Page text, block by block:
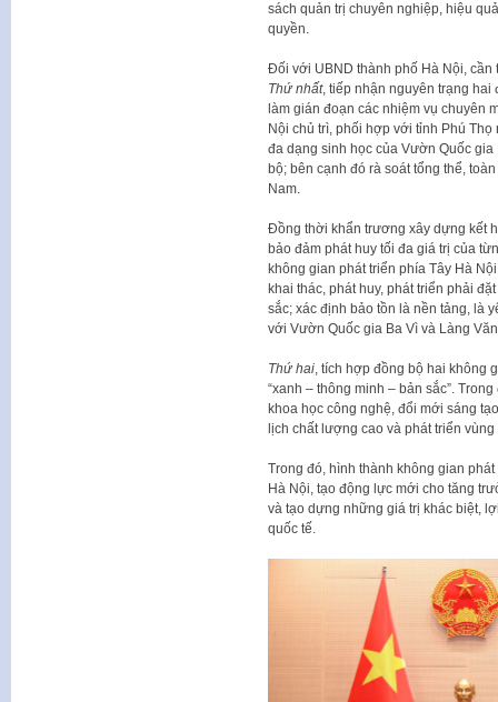
sách quản trị chuyên nghiệp, hiệu
quyền.
Đối với UBND thành phố Hà Nội, cần
Thứ nhất, tiếp nhận nguyên trạng hai
làm gián đoạn các nhiệm vụ chuyên
Nội chủ trì, phối hợp với tỉnh Phú
đa dạng sinh học của Vườn Quốc
bộ; bên cạnh đó rà soát tổng thể,
Nam.
Đồng thời khẩn trương xây dựng kết
bảo đảm phát huy tối đa giá trị của
không gian phát triển phía Tây Hà
khai thác, phát huy, phát triển phải
sắc; xác định bảo tồn là nền tảng, là
với Vườn Quốc gia Ba Vì và Làng
Thứ hai, tích hợp đồng bộ hai không
“xanh – thông minh – bản sắc”.
khoa học công nghệ, đổi mới sáng
lịch chất lượng cao và phát triển vùng
Trong đó, hình thành không gian
Hà Nội, tạo động lực mới cho tăng
và tạo dựng những giá trị khác biệt,
quốc tế.